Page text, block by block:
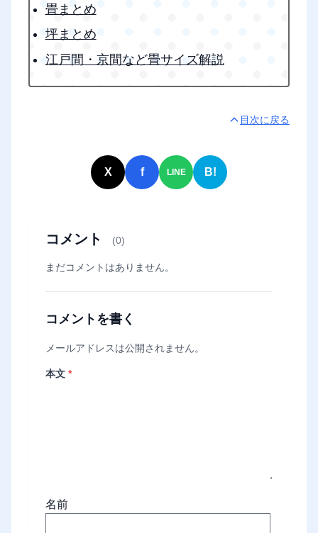
畳まとめ
坪まとめ
江戸間・京間など畳サイズ解説
目次に戻る
X f LINE B!
コメント (0)
まだコメントはありません。
コメントを書く
メールアドレスは公開されません。
本文 *
名前